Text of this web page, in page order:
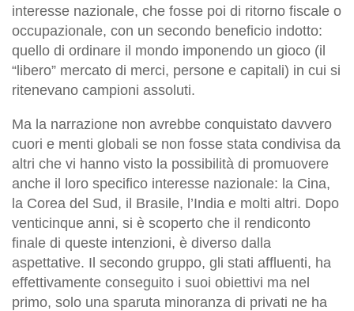
interesse nazionale, che fosse poi di ritorno fiscale o
occupazionale, con un secondo beneficio indotto:
quello di ordinare il mondo imponendo un gioco (il
“libero” mercato di merci, persone e capitali) in cui si
ritenevano campioni assoluti.
Ma la narrazione non avrebbe conquistato davvero
cuori e menti globali se non fosse stata condivisa da
altri che vi hanno visto la possibilità di promuovere
anche il loro specifico interesse nazionale: la Cina,
la Corea del Sud, il Brasile, l’India e molti altri. Dopo
venticinque anni, si è scoperto che il rendiconto
finale di queste intenzioni, è diverso dalla
aspettative. Il secondo gruppo, gli stati affluenti, ha
effettivamente conseguito i suoi obiettivi ma nel
primo, solo una sparuta minoranza di privati ne ha